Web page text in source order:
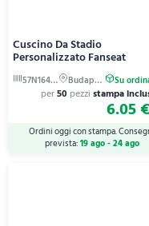
Cuscino Da Stadio
Personalizzato Fanseat
per50 pezzi stampa
6.05 €
Ordini oggi con stampa.
prevista:19 ago - 24 ago